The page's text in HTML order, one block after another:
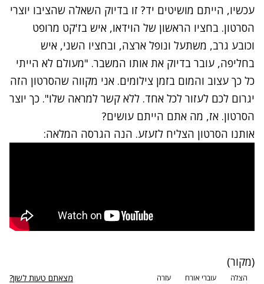
עכשיו, הייתם מושיטים יד? זו בדיוק השאלה שהציבו יוצרי
הסרטון. בחציו הראשון של הוידאו, איש בז'קט מרופט
וכובע גרב, משתעל ונופל ארצה, ובחציו השני, איש
בחליפה, עובר בדיוק את אותו המשבר. "מעולם לא הייתי
כל כך עצוב והמום בזמן צילומים. אני מקווה שהסרטון הזה
יגרום לכם לעזור לכל אחד. ללא קשר למראה שלו". כך יוצר
הסרטון. אז, מה אתם הייתם עושים?
אותנו הסרטון הצליח לזעזע. הנה הגרסה המלאה:
(מקור)
הצלה עוברי אורח עזרה מצאתם טעות לשון?